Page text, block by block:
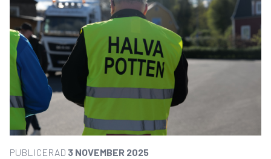
PUBLICERAD 3 NOVEMBER 2025